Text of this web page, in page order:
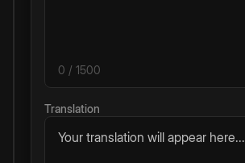
0 / 1500
Translation
Your translation will appear here...